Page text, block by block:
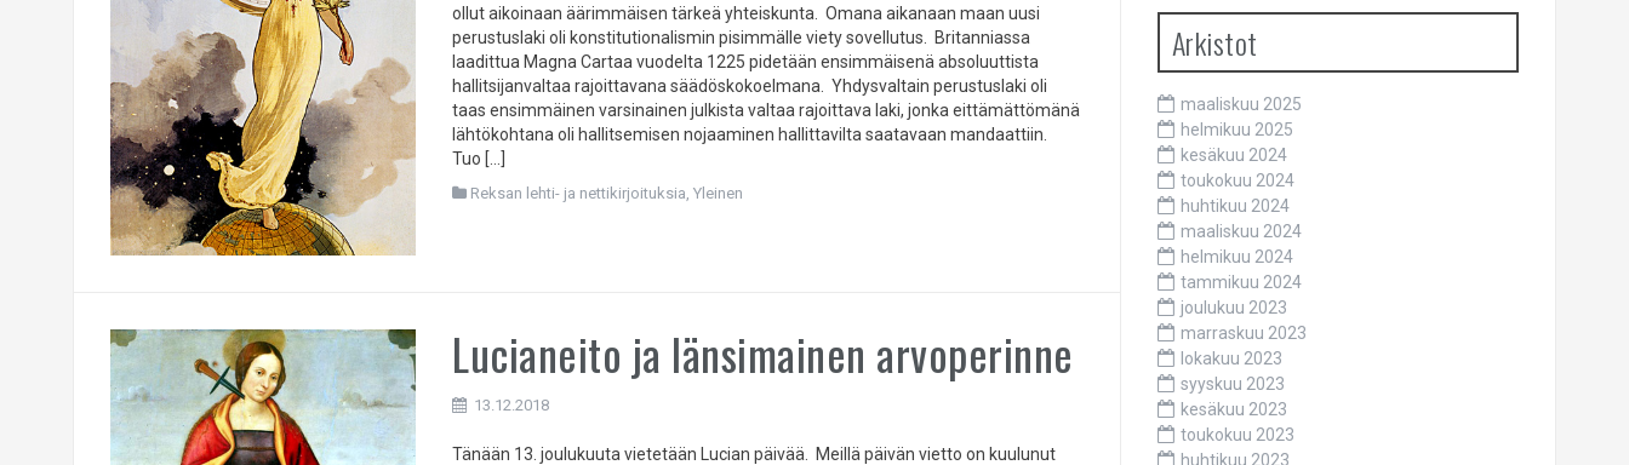
ollut aikoinaan äärimmäisen tärkeä yhteiskunta. Omana aikanaan maan uusi
perustuslaki oli konstitutionalismin pisimmälle viety sovellutus. Britanniassa
laadittua Magna Cartaa vuodelta 1225 pidetään ensimmäisenä absoluuttista
hallitsijanvaltaa rajoittavana säädöskokoelmana. Yhdysvaltain perustuslaki oli
taas ensimmäinen varsinainen julkista valtaa rajoittava laki, jonka eittämättömänä
lähtökohtana oli hallitsemisen nojaaminen hallittavilta saatavaan mandaattiin.
Tuo […]
Reksan lehti- ja nettikirjoituksia,Yleinen
Lucianeito ja länsimainen arvoperinne
13.12.2018
Tänään 13. joulukuuta vietetään Lucian päivää. Meillä päivän vietto on kuulunut
Arkistot
maaliskuu 2025
helmikuu 2025
kesäkuu 2024
toukokuu 2024
huhtikuu 2024
maaliskuu 2024
helmikuu 2024
tammikuu 2024
joulukuu 2023
marraskuu 2023
lokakuu 2023
syyskuu 2023
kesäkuu 2023
toukokuu 2023
huhtikuu 2023